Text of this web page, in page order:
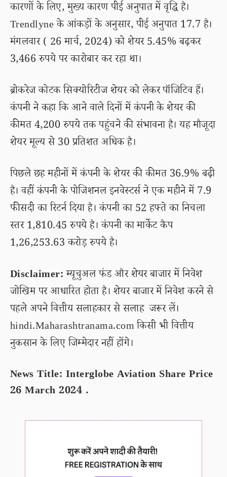
कारणों के लिए, मुख्य कारण पीई अनुपात में वृद्धि है।
Trendlyne के आंकड़ों के अनुसार, पीई अनुपात 17.7 है।
मंगलवार ( 26 मार्च, 2024) को शेयर 5.45% बढ़कर
3,466 रुपये पर कारोबार कर रहा था।
ब्रोकरेज कोटक सिक्योरिटीज शेयर को लेकर पॉजिटिव हैं।
कंपनी ने कहा कि आने वाले दिनों में कंपनी के शेयर की
कीमत 4,200 रुपये तक पहुंचने की संभावना है। यह मौजूदा
शेयर मूल्य से 30 प्रतिशत अधिक है।
पिछले छह महीनों में कंपनी के शेयर की कीमत 36.9% बढ़ी
है। वहीं कंपनी के पोजिशनल इनवेस्टर्स ने एक महीने में 7.9
फीसदी का रिटर्न दिया है। कंपनी का 52 हफ्ते का निचला
स्तर 1,810.45 रुपये है। कंपनी का मार्केट कैप
1,26,253.63 करोड़ रुपये है।
Disclaimer:म्यूचुअल फंड और शेयर बाजार में निवेश
जोखिम पर आधारित होता है। शेयर बाजार में निवेश करने से
पहले अपने वित्तीय सलाहकार से सलाह जरूर लें।
hindi.Maharashtranama.com किसी भी वित्तीय
नुकसान के लिए जिम्मेदार नहीं होंगे।
News Title: Interglobe Aviation Share Price
26 March 2024 .